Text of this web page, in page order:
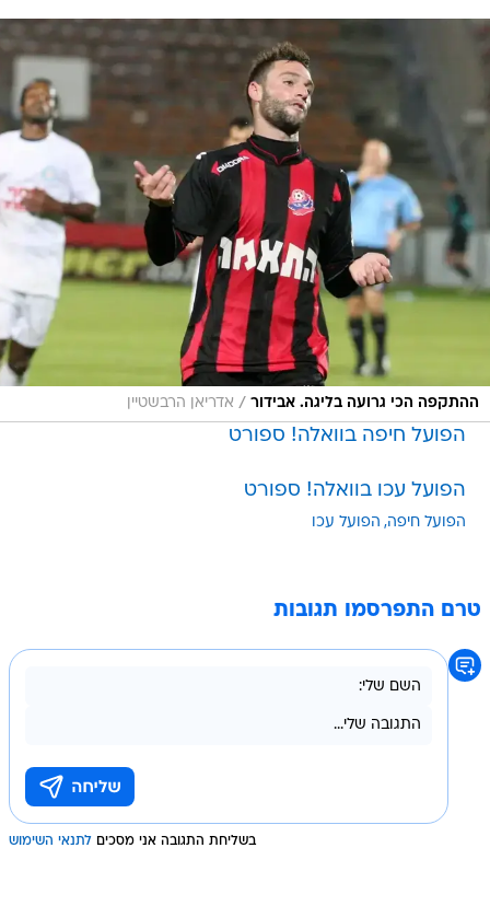
ההתקפה הכי גרועה בליגה. אבידור / אדריאן הרבשטיין
הפועל חיפה בוואלה! ספורט
הפועל עכו בוואלה! ספורט
הפועל חיפה הפועל עכו
טרם התפרסמו תגובות
בשליחת התגובה אני מסכים לתנאי השימוש